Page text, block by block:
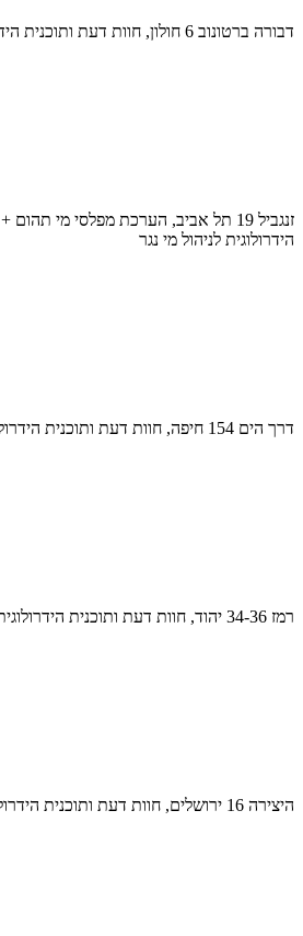
דבורה ברטונוב 6 חולון, חוות דעת ותוכנית הידרולוגית לניהול מי נגר
זנגביל 19 תל אביב, הערכת מפלסי מי
הידרולוגית לניהול מי נגר
דרך הים 154 חיפה, חוות דעת ותוכנית הידרולוגית לניהול מי נגר
רמז 34-36 יהוד, חוות דעת ותוכנית הידרולוגית לניהול מי נגר
היצירה 16 ירושלים, חוות דעת ותוכנית הידרולוגית לניהול מי נגר